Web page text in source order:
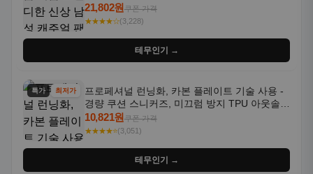
국 스타일, 활용도 높은 아웃도어 및 정장용, 발
목 바지
21,802원쿠폰 가격
★★★★☆(3,228)
테무인기 →
특가 최저가
프로페셔널 런닝화, 카본 플레이트 기술 사용 -
경량 쿠션 스니커즈, 미끄럼 방지 TPU 아웃솔,
통기성 화이트-퍼플 그라데이션, 헬스, 트레이
닝 - 남성용, 여성용, 모든 계절에 적합
10,821원쿠폰 가격
★★★★⭐(3,051)
테무인기 →